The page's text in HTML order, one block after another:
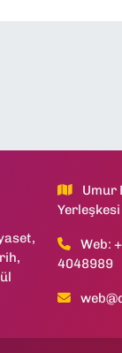
Umur
Web:
4048989